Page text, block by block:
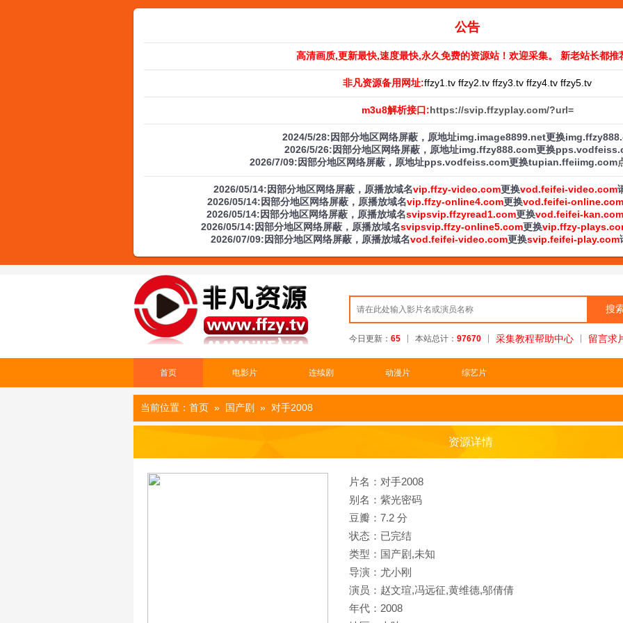
公告
高清画质,更新最快,速度最快,永久免费的资源站！欢迎采集。 新老站长都推
非凡资源备用网址:ffzy1.tv ffzy2.tv ffzy3.tv ffzy4.tv ffzy5.tv
m3u8解析接口:https://svip.ffzyplay.com/?url=
2024/5/28:因部分地区网络屏蔽，原地址img.image8899.net更换
2026/5/26:因部分地区网络屏蔽，原地址img.ffzy888.com更换
2026/7/09:因部分地区网络屏蔽，原地址pps.vodfeiss.com更换tupian.ffeiimg.com
2026/05/14:因部分地区网络屏蔽，原播放域名vip.ffzy-video.com更换vod.feifei-video.com
2026/05/14:因部分地区网络屏蔽，原播放域名vip.ffzy-online4.com更换vod.feifei-online.com
2026/05/14:因部分地区网络屏蔽，原播放域名svipsvip.ffzyread1.com更换vod.feifei-kan.com
2026/05/14:因部分地区网络屏蔽，原播放域名svipsvip.ffzy-online5.com更换vip.ffzy-
2026/07/09:因部分地区网络屏蔽，原播放域名vod.feifei-video.com更换svip.feifei-play.com
今日更新： 65 本站总计： 97670 采集教程帮助中心 留言求
首页 电影片 连续剧 动漫片 综艺片
当前位置： 首页 » 国产剧 » 对手2008
资源详情
片名：对手2008
别名：紫光密码
豆瓣：7.2 分
状态：已完结
类型：国产剧,未知
导演：尤小刚
演员：赵文瑄,冯远征,黄维德,邬倩倩
年代：2008